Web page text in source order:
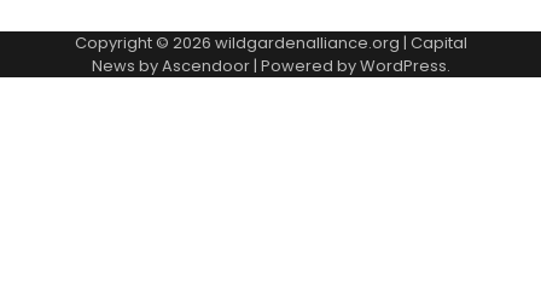
Copyright © 2026 wildgardenalliance.org | Capital
News byAscendoor| Powered byWordPress.